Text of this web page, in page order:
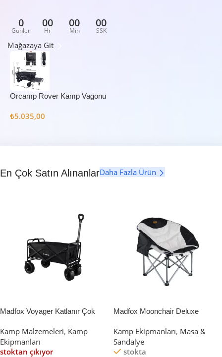
0
Günler
00
Hr
00
Min
00
SSK
Mağazaya Git
Orcamp Rover Kamp Vagonu
₺5.035,00
En Çok Satın AlınanlarDaha Fazla Ürün
Madfox Voyager Katlanır Çok
[Vagon] BLACK
Kamp Malzemeleri, Kamp
Ekipmanları
stoktan çıkıyor
Madfox Moonchair Deluxe
Siyah/Gri
Kamp Ekipmanları, Masa &
Sandalye
stokta